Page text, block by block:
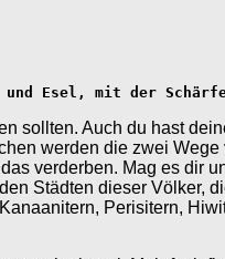
Esel, mit der Schärfe
sollten. Auch du hast
werden die zwei
verderben. Mag es dir
Städten dieser Völker,
Perisitern,